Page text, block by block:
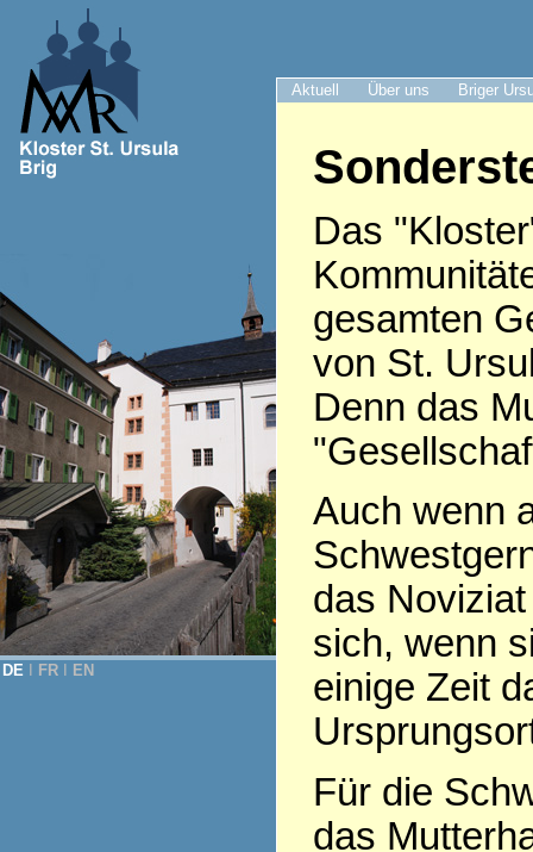
Aktuell Über uns Briger
DE FR EN
Das
gesamten
von St.
Denn das
Auch wenn
das
sich, wenn
einige Zeit
Für die
das